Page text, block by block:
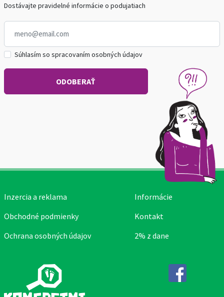
Dostávajte pravidelné informácie o podujatiach
Súhlasím so spracovaním osobných údajov
Inzercia a reklama
Obchodné podmienky
Ochrana osobných údajov
Informácie
Kontakt
2% z dane